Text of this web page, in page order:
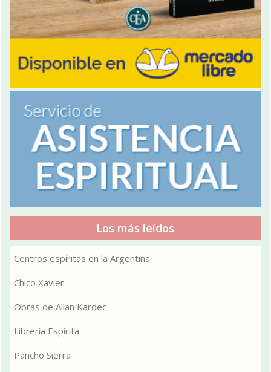
Los más leídos
Centros espíritas en la Argentina
Chico Xavier
Obras de Allan Kardec
Librería Espírita
Pancho Sierra